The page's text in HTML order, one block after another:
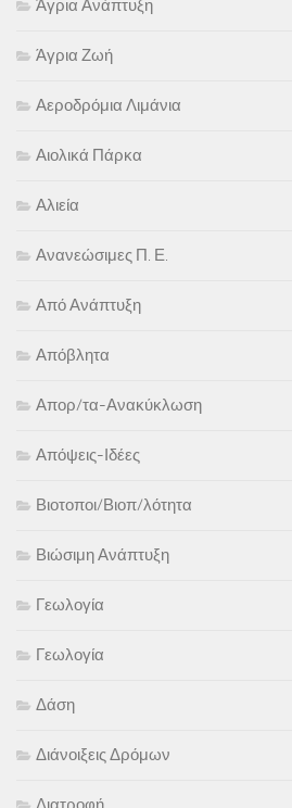
Άγρια Ανάπτυξη
Άγρια Ζωή
Αεροδρόμια Λιμάνια
Αιολικά Πάρκα
Αλιεία
Ανανεώσιμες Π. Ε.
Από Ανάπτυξη
Απόβλητα
Απορ/τα-Ανακύκλωση
Απόψεις-Ιδέες
Βιοτοποι/Βιοπ/λότητα
Βιώσιμη Ανάπτυξη
Γεωλογία
Γεωλογία
Δάση
Διάνοιξεις Δρόμων